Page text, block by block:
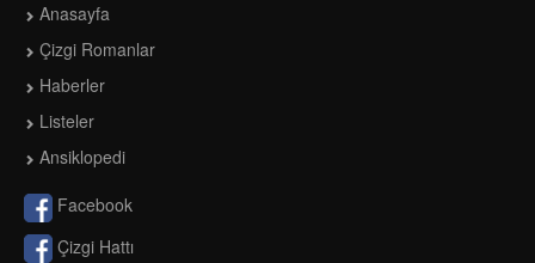
Anasayfa
Çizgi Romanlar
Haberler
Listeler
Ansiklopedi
Facebook
Çizgi Hattı